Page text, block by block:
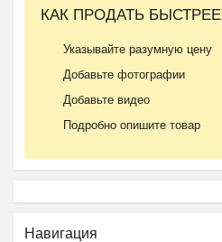
КАК ПРОДАТЬ БЫСТРЕЕ
Указывайте разумную цену
Добавьте фотографии
Добавьте видео
Подробно опишите товар
Навигация